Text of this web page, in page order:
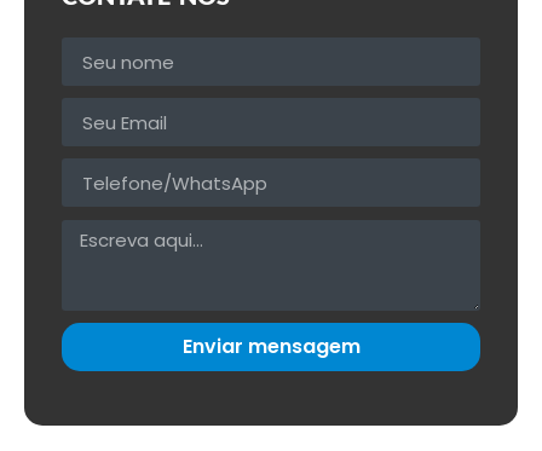
Enviar mensagem